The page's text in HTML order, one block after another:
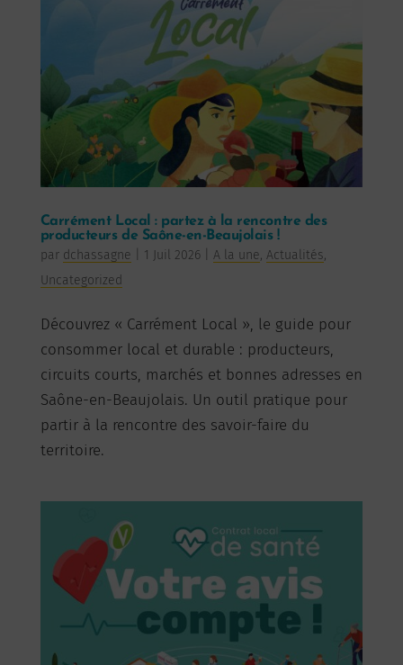
Carrément Local : partez à la rencontre des
producteurs de Saône-en-Beaujolais !
par dchassagne 1 Juil 2026| A la une, Actualités,
Uncategorized
Découvrez « Carrément Local », le guide pour
consommer local et durable : producteurs,
circuits courts, marchés et bonnes adresses en
Saône-en-Beaujolais. Un outil pratique pour
partir à la rencontre des savoir-faire du
territoire.